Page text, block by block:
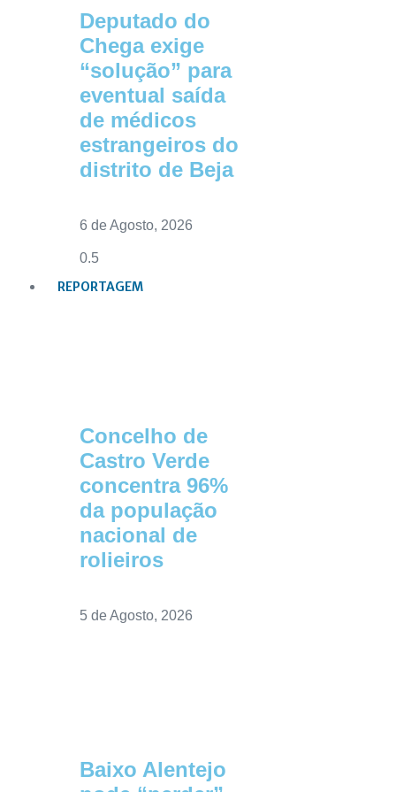
Deputado do
Chega exige
“solução” para
eventual saída
de médicos
estrangeiros do
distrito de Beja
6 de Agosto, 2026
REPORTAGEM
Concelho de
Castro Verde
concentra 96%
da população
nacional de
rolieiros
5 de Agosto, 2026
Baixo Alentejo